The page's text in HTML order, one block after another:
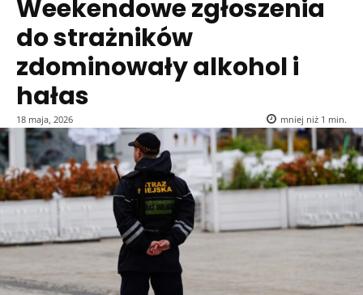
Weekendowe zgłoszenia
do strażników
zdominowały alkohol i
hałas
18 maja, 2026 mniej niż 1 min.